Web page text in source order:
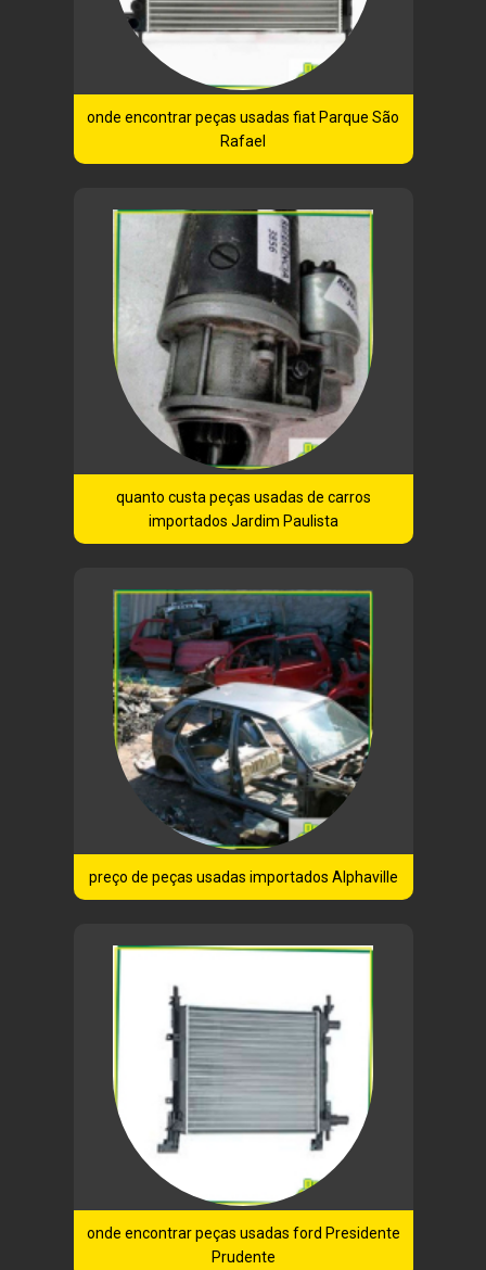
onde encontrar peças usadas fiat Parque São
Rafael
quanto custa peças usadas de carros
importados Jardim Paulista
preço de peças usadas importados Alphaville
onde encontrar peças usadas ford Presidente
Prudente